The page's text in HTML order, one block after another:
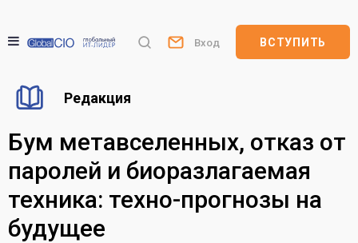
Вход ВСТУПИТЬ
Редакция
Бум метавселенных, отказ от
паролей и биоразлагаемая
техника: техно-прогнозы на
будущее